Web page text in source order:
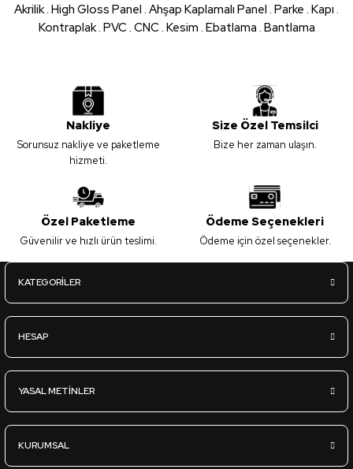
Akrilik . High Gloss Panel . Ahşap Kaplamalı Panel . Parke . Kapı .
Kontraplak . PVC . CNC . Kesim . Ebatlama . Bantlama
Nakliye
Sorunsuz nakliye ve paketleme
hizmeti.
Size Özel Temsilci
Bize her zaman ulaşın.
Özel Paketleme
Güvenilir ve hızlı ürün teslimi.
Ödeme Seçenekleri
Ödeme için özel seçenekler.
KATEGORİLER
HESAP
YASAL METİNLER
KURUMSAL